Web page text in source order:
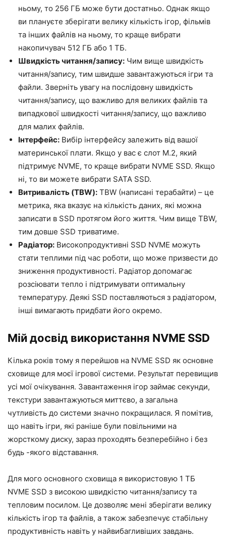
ньому, то 256 ГБ може бути достатньо. Однак якщо
ви плануєте зберігати велику кількість ігор, фільмів
та інших файлів на ньому, то краще вибрати
накопичувач 512 ГБ або 1 ТБ.
Швидкість читання/запису: Чим вище швидкість
читання/запису, тим швидше завантажуються ігри та
файли. Зверніть увагу на послідовну швидкість
читання/запису, що важливо для великих файлів та
випадкової швидкості читання/запису, що важливо
для малих файлів.
Інтерфейс: Вибір інтерфейсу залежить від вашої
материнської плати. Якщо у вас є слот M.2, який
підтримує NVME, то краще вибрати NVME SSD. Якщо
ні, то ви можете вибрати SATA SSD.
Витривалість (TBW): TBW (написані терабайти) – це
метрика, яка вказує на кількість даних, які можна
записати в SSD протягом його життя. Чим вище TBW,
тим довше SSD триватиме.
Радіатор: Високопродуктивні SSD NVME можуть
стати теплими під час роботи, що може призвести до
зниження продуктивності. Радіатор допомагає
розсіювати тепло і підтримувати оптимальну
температуру. Деякі SSD поставляються з радіатором,
інші вимагають придбати його окремо.
Мій досвід використання NVME SSD
Кілька років тому я перейшов на NVME SSD як основне
сховище для моєї ігрової системи. Результат перевищив
усі мої очікування. Завантаження ігор займає секунди,
текстури завантажуються миттєво, а загальна
чутливість до системи значно покращилася. Я помітив,
що навіть ігри, які раніше були повільними на
жорсткому диску, зараз проходять безперебійно і без
будь -якого відставання.
Для мого основного сховища я використовую 1 ТБ
NVME SSD з високою швидкістю читання/запису та
тепловим посилом. Це дозволяє мені зберігати велику
кількість ігор та файлів, а також забезпечує стабільну
продуктивність навіть у найвибагливіших завдань.